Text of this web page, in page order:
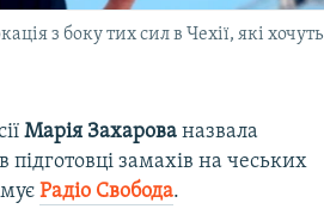
з боку тих сил в Чехії, які
Марія Захарова назвала
замахів на чеських
Радіо Свобода.